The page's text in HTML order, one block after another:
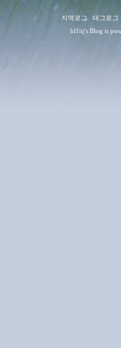
지역로그: 태그로그
hl1itj's Blog is